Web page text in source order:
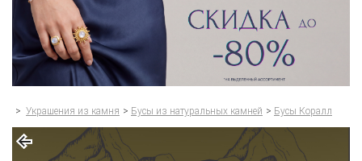
> Украшения из камня > Бусы из натуральных камней > Бусы Коралл